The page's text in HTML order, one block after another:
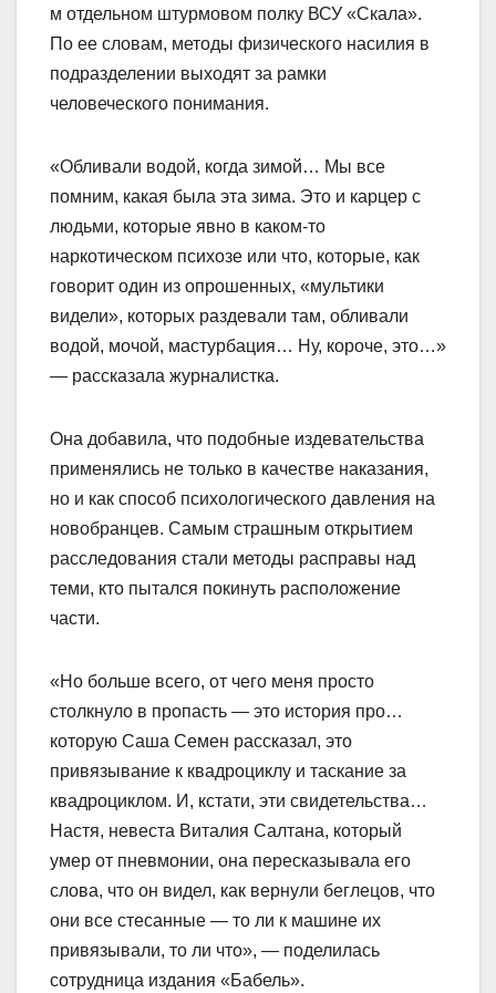
м отдельном штурмовом полку ВСУ «Скала».
По ее словам, методы физического насилия в
подразделении выходят за рамки
человеческого понимания.
«Обливали водой, когда зимой… Мы все
помним, какая была эта зима. Это и карцер с
людьми, которые явно в каком-то
наркотическом психозе или что, которые, как
говорит один из опрошенных, «мультики
видели», которых раздевали там, обливали
водой, мочой, мастурбация… Ну, короче, это…»
— рассказала журналистка.
Она добавила, что подобные издевательства
применялись не только в качестве наказания,
но и как способ психологического давления на
новобранцев. Самым страшным открытием
расследования стали методы расправы над
теми, кто пытался покинуть расположение
части.
«Но больше всего, от чего меня просто
столкнуло в пропасть — это история про…
которую Саша Семен рассказал, это
привязывание к квадроциклу и таскание за
квадроциклом. И, кстати, эти свидетельства…
Настя, невеста Виталия Салтана, который
умер от пневмонии, она пересказывала его
слова, что он видел, как вернули беглецов, что
они все стесанные — то ли к машине их
привязывали, то ли что», — поделилась
сотрудница издания «Бабель».